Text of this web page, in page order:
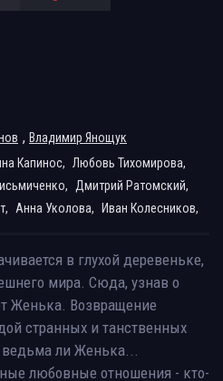
, Владимир Янощук
Капинос, Любовь Тихомирова,
Дмитрий Ратомский,
Анна Уколова, Иван Колесников,
в глухой деревеньке,
мира. Сюда, узнав о
Женька. Возвращение
странных и танственных
ли Женька...
любовные отношения - кто-